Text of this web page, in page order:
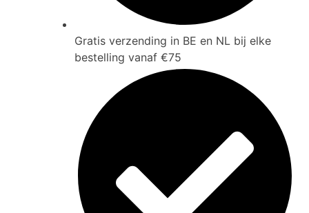
Gratis verzending in BE en NL bij elke
bestelling vanaf €75